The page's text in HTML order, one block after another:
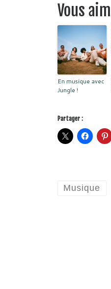
Vous
En musique avec
Jungle !
Partager :
Musique